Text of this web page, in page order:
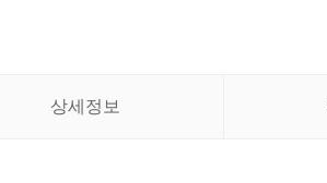
상세정보